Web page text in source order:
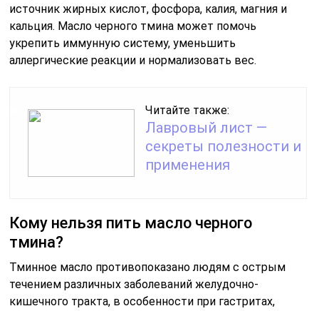
источник жирных кислот, фосфора, калия, магния и
кальция. Масло черного тмина может помочь
укрепить иммунную систему, уменьшить
аллергические реакции и нормализовать вес.
Читайте также:
Лавровый лист —
секреты полезности и
применения
Кому нельзя пить масло черного
тмина?
Тминное масло противопоказано людям с острым
течением различных заболеваний желудочно-
кишечного тракта, в особенности при гастритах,